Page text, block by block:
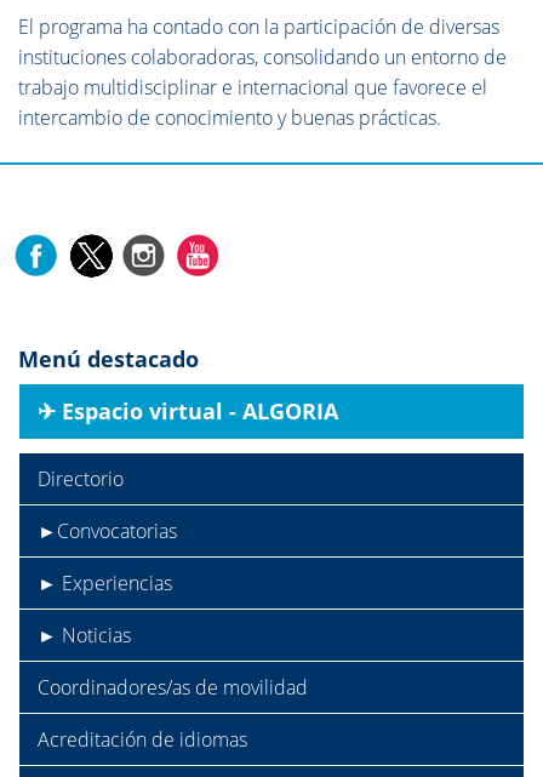
El programa ha contado con la participación de diversas
instituciones colaboradoras, consolidando un entorno de
trabajo multidisciplinar e internacional que favorece el
intercambio de conocimiento y buenas prácticas.
Menú destacado
✈︎ Espacio virtual - ALGORIA
Directorio
►Convocatorias
► Experiencias
► Noticias
Coordinadores/as de movilidad
Acreditación de idiomas